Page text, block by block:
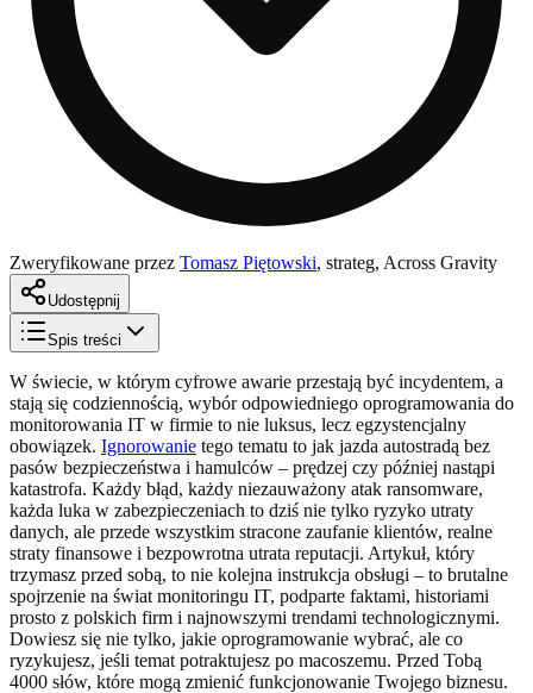
Zweryfikowane przez Tomasz Piętowski, strateg, Across Gravity
Udostępnij
Spis treści
W świecie, w którym cyfrowe awarie przestają być incydentem, a
stają się codziennością, wybór odpowiedniego oprogramowania do
monitorowania IT w firmie to nie luksus, lecz egzystencjalny
obowiązek. Ignorowanie tego tematu to jak jazda autostradą bez
pasów bezpieczeństwa i hamulców – prędzej czy później nastąpi
katastrofa. Każdy błąd, każdy niezauważony atak ransomware,
każda luka w zabezpieczeniach to dziś nie tylko ryzyko utraty
danych, ale przede wszystkim stracone zaufanie klientów, realne
straty finansowe i bezpowrotna utrata reputacji. Artykuł, który
trzymasz przed sobą, to nie kolejna instrukcja obsługi – to brutalne
spojrzenie na świat monitoringu IT, podparte faktami, historiami
prosto z polskich firm i najnowszymi trendami technologicznymi.
Dowiesz się nie tylko, jakie oprogramowanie wybrać, ale co
ryzykujesz, jeśli temat potraktujesz po macoszemu. Przed Tobą
4000 słów, które mogą zmienić funkcjonowanie Twojego biznesu.